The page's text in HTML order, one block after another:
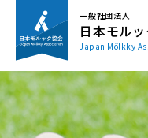
一般社団法人
日本モル
Japan Mölkky